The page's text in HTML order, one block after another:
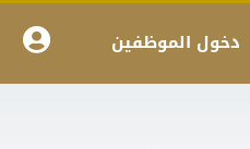
دخول الموظفين